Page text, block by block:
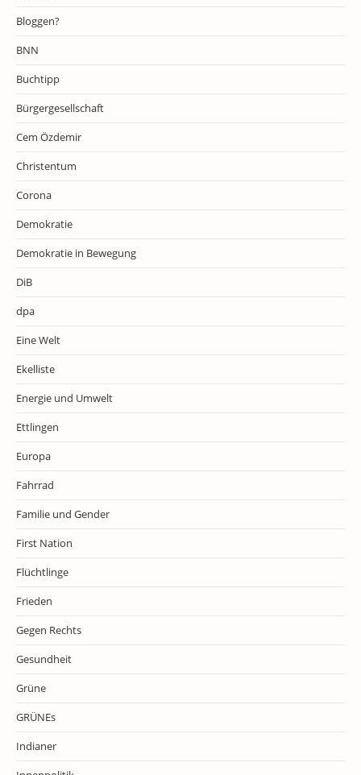
Bloggen?
BNN
Buchtipp
Bürgergesellschaft
Cem Özdemir
Christentum
Corona
Demokratie
Demokratie in Bewegung
DiB
dpa
Eine Welt
Ekelliste
Energie und Umwelt
Ettlingen
Europa
Fahrrad
Familie und Gender
First Nation
Flüchtlinge
Frieden
Gegen Rechts
Gesundheit
Grüne
GRÜNEs
Indianer